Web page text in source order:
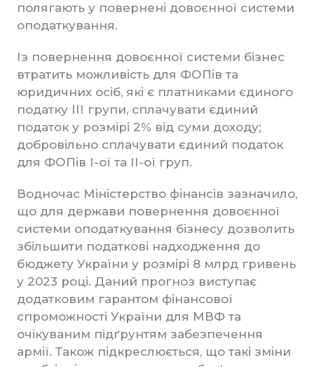
полягають у повернені довоєнної системи
оподаткування.
Із повернення довоєнної системи бізнес
втратить можливість для ФОПів та
юридичних осіб, які є платниками єдиного
податку ІІІ групи, сплачувати єдиний
податок у розмірі 2% від суми доходу;
добровільно сплачувати єдиний податок
для ФОПів І-ої та ІІ-ої груп.
Водночас Міністерство фінансів зазначило,
що для держави повернення довоєнної
системи оподаткування бізнесу дозволить
збільшити податкові надходження до
бюджету України у розмірі 8 млрд гривень
у 2023 році. Даний прогноз виступає
додатковим гарантом фінансової
спроможності України для МВФ та
очікуваним підґрунтям забезпечення
армії. Також підкреслюється, що такі зміни